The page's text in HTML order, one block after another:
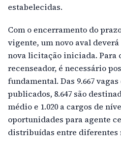
estabelecidas.
Com o encerramento do
vigente, um novo aval
nova licitação iniciada. Para
recenseador, é necessário
fundamental. Das 9.667
publicados, 8.647 são
médio e 1.020 a cargos de
oportunidades para agente
distribuídas entre diferentes